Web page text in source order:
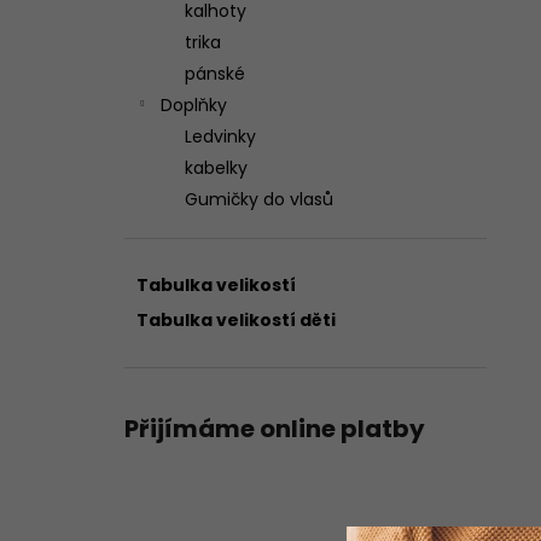
kalhoty
trika
pánské
Doplňky
Ledvinky
kabelky
Gumičky do vlasů
Tabulka velikostí
Tabulka velikostí děti
Přijímáme online platby